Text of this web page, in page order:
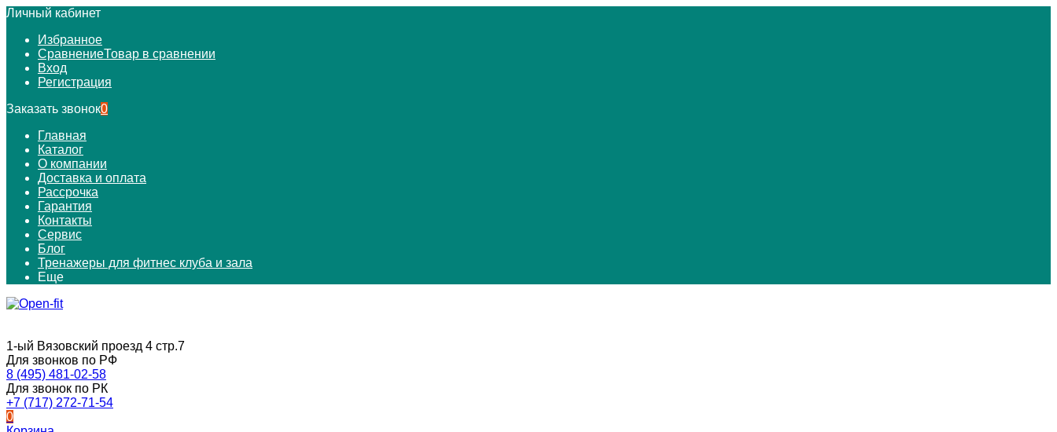
Личный кабинет
Избранное
СравнениеТовар в сравнении
Вход
Регистрация
Заказать звонок0
Главная
Каталог
О компании
Доставка и оплата
Рассрочка
Гарантия
Контакты
Сервис
Блог
Тренажеры для фитнес клуба и зала
Еще
1-ый Вязовский проезд 4 стр.7
Для звонков по РФ
8 (495) 481-02-58
Для звонок по РК
+7 (717) 272-71-54
0